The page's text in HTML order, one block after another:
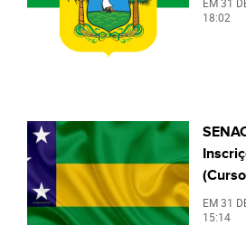
EM31
18:02
EM31
15:14